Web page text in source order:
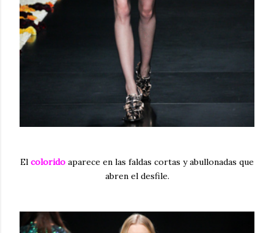
El colorido aparece en las faldas cortas y abullonadas que
abren el desfile.